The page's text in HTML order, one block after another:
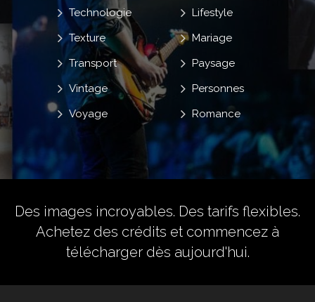
Lifestyle
Mariage
Paysage
Personnes
Romance
Technologie
Texture
Transport
Vintage
Voyage
Des images incroyables. Des tarifs flexibles.
Achetez des crédits et commencez à
télécharger dès aujourd'hui.